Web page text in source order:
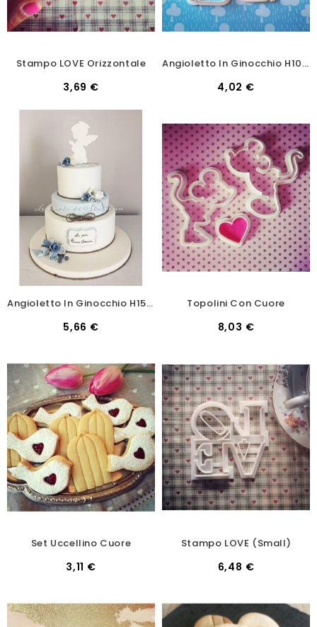
Stampo LOVE Orizzontale
3,69 €
Angioletto In Ginocchio H10cm
4,02 €
Angioletto In Ginocchio H15cm
5,66 €
Topolini Con Cuore
8,03 €
Set Uccellino Cuore
3,11 €
Stampo LOVE (small)
6,48 €